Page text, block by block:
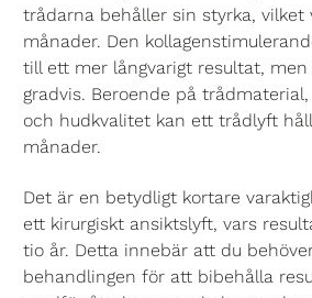
trådarna behåller sin styrka, vilket
månader. Den
till ett mer långvarigt resultat,
gradvis. Beroende på
och hudkvalitet kan ett trådlyft
månader.
Det är en betydligt kortare
ett kirurgiskt ansiktslyft, vars
tio år. Detta innebär att du
behandlingen för att bibehålla